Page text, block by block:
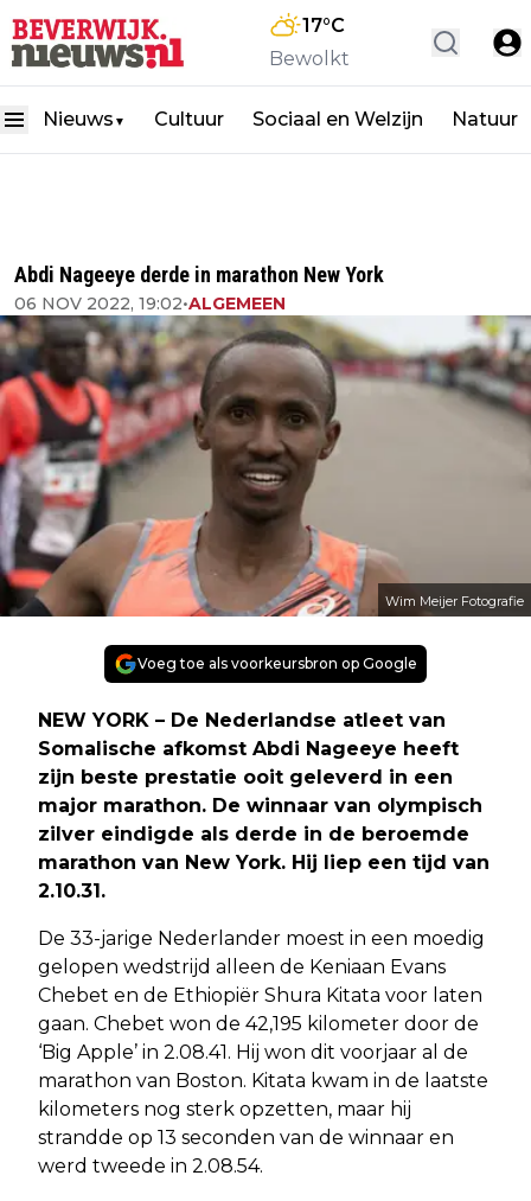
17°C
Bewolkt
Nieuws ▼ Cultuur Sociaal en Welzijn Natuur
Abdi Nageeye derde in marathon New York
06 NOV 2022, 19:02•ALGEMEEN
Wim Meijer Fotografie
Voeg toe als voorkeursbron op Google
NEW YORK – De Nederlandse atleet van
Somalische afkomst Abdi Nageeye heeft
zijn beste prestatie ooit geleverd in een
major marathon. De winnaar van olympisch
zilver eindigde als derde in de beroemde
marathon van New York. Hij liep een tijd van
2.10.31.
De 33-jarige Nederlander moest in een moedig
gelopen wedstrijd alleen de Keniaan Evans
Chebet en de Ethiopiër Shura Kitata voor laten
gaan. Chebet won de 42,195 kilometer door de
‘Big Apple’ in 2.08.41. Hij won dit voorjaar al de
marathon van Boston. Kitata kwam in de laatste
kilometers nog sterk opzetten, maar hij
strandde op 13 seconden van de winnaar en
werd tweede in 2.08.54.